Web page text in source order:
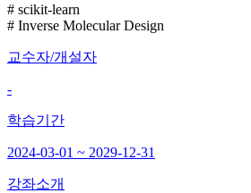
# scikit-learn
# Inverse Molecular Design
교수자/개설자
-
학습기간
2024-03-01 ~ 2029-12-31
강좌소개